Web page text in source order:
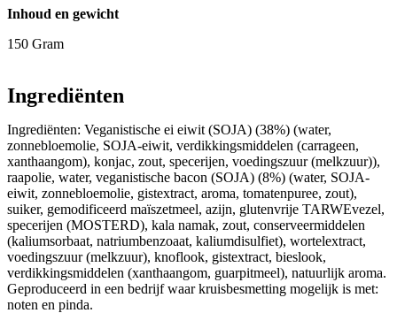
Inhoud en gewicht
150 Gram
Ingrediënten
Ingrediënten: Veganistische ei eiwit (SOJA) (38%) (water,
zonnebloemolie, SOJA-eiwit, verdikkingsmiddelen (carrageen,
xanthaangom), konjac, zout, specerijen, voedingszuur (melkzuur)),
raapolie, water, veganistische bacon (SOJA) (8%) (water, SOJA-
eiwit, zonnebloemolie, gistextract, aroma, tomatenpuree, zout),
suiker, gemodificeerd maïszetmeel, azijn, glutenvrije TARWEvezel,
specerijen (MOSTERD), kala namak, zout, conserveermiddelen
(kaliumsorbaat, natriumbenzoaat, kaliumdisulfiet), wortelextract,
voedingszuur (melkzuur), knoflook, gistextract, bieslook,
verdikkingsmiddelen (xanthaangom, guarpitmeel), natuurlijk aroma.
Geproduceerd in een bedrijf waar kruisbesmetting mogelijk is met:
noten en pinda.